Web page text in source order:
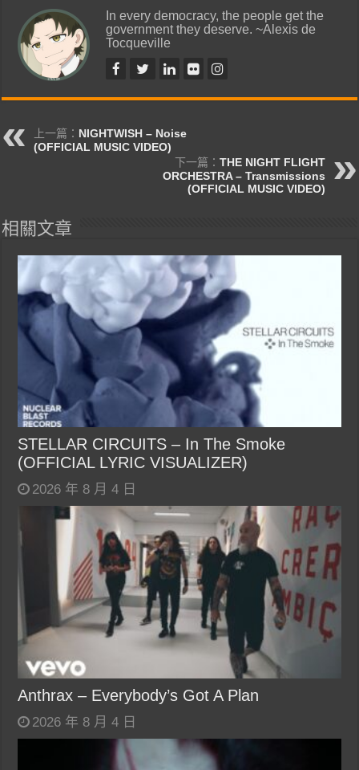
In every democracy, the people get the
government they deserve. ~Alexis de
Tocqueville
上一篇： NIGHTWISH – Noise
(OFFICIAL MUSIC VIDEO)
下一篇： THE NIGHT FLIGHT
ORCHESTRA – Transmissions
(OFFICIAL MUSIC VIDEO)
相關文章
STELLAR CIRCUITS – In The Smoke
(OFFICIAL LYRIC VISUALIZER)
2026 年 8 月 4 日
Anthrax – Everybody’s Got A Plan
2026 年 8 月 4 日